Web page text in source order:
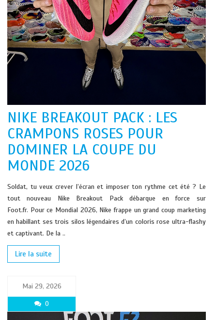
NIKE BREAKOUT PACK : LES
CRAMPONS ROSES POUR
DOMINER LA COUPE DU
MONDE 2026
Soldat, tu veux crever l’écran et imposer ton rythme cet été ? Le
tout nouveau Nike Breakout Pack débarque en force sur
Foot.fr. Pour ce Mondial 2026, Nike frappe un grand coup marketing
en habillant ses trois silos légendaires d’un coloris rose ultra-flashy
et captivant. De la ..
Lire la suite
Mai 29, 2026
0